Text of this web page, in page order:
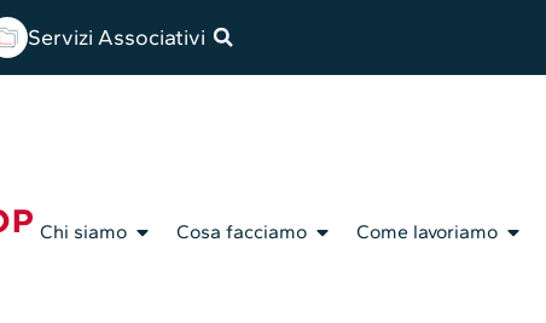
Servizi Associativi
Chi siamo Cosa facciamo Come lavoriamo